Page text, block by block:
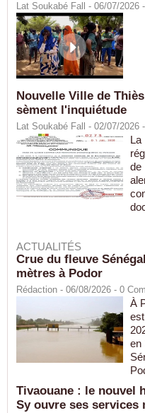
Lat Soukabé Fall - 06/07/2026 -
Nouvelle Ville de
sèment l'inquiétude
Lat Soukabé Fall - 02/07/2026 -
de
ACTUALITÉS
Crue du fleuve
mètres à Podor
Rédaction - 06/08/2026 - 0
À
en
Tivaouane : le nouvel
Sy ouvre ses services